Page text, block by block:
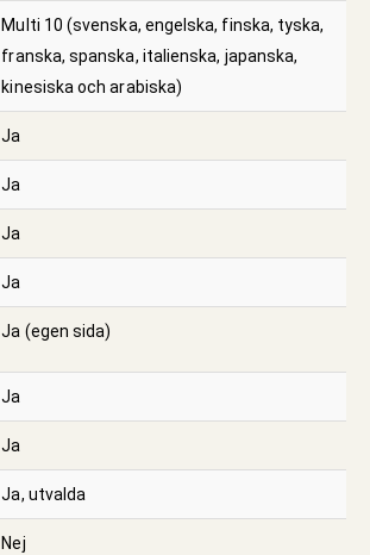
Multi 10 (svenska, engelska, finska, tyska,
franska, spanska, italienska, japanska,
kinesiska och arabiska)
Ja
Ja
Ja
Ja
Ja (egen sida)
Ja
Ja
Ja, utvalda
Nej